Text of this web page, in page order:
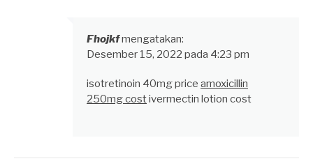
Fhojkfmengatakan:
Desember 15, 2022 pada 4:23 pm
isotretinoin 40mg price amoxicillin
250mg costivermectin lotion cost